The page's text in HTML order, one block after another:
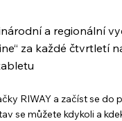
a regionální
za každé čtvrtletí
RIWAY a začíst se do
se můžete kdykoli a